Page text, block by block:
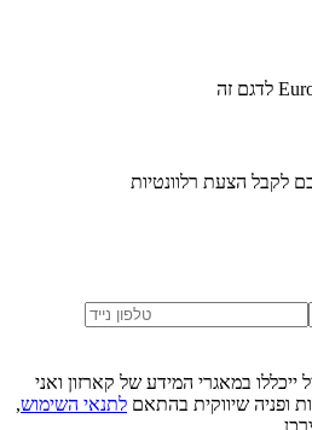
לקבל הצעת רלוונטיות
במאגרי המידע של קארזון ואני
ופניה שיווקית בהתאם לתנאי השימוש,